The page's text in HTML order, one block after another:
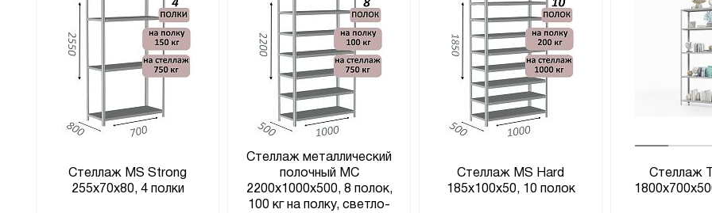
Стеллаж MS Strong
255х70х80, 4 полки
Стеллаж металлический
полочный МС
2200х1000х500, 8 полок,
100 кг на полку, светло-
Стеллаж MS Hard
185х100х50, 10 полок
Стеллаж